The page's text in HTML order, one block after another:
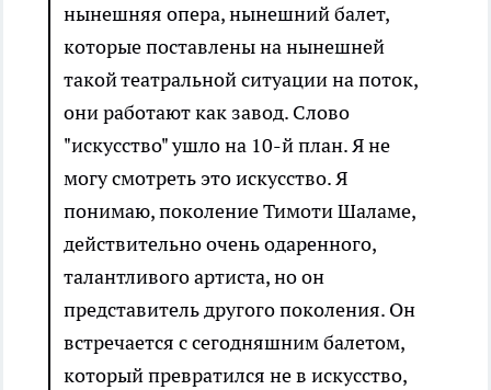
нынешняя опера, нынешний балет,
которые поставлены на нынешней
такой театральной ситуации на поток,
они работают как завод. Слово
"искусство" ушло на 10-й план. Я не
могу смотреть это искусство. Я
понимаю, поколение Тимоти Шаламе,
действительно очень одаренного,
талантливого артиста, но он
представитель другого поколения. Он
встречается с сегодняшним балетом,
который превратился не в искусство,